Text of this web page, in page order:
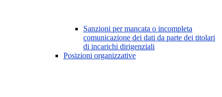
Sanzioni per mancata o incompleta
comunicazione dei dati da parte dei titolari
di incarichi dirigenziali
Posizioni organizzative